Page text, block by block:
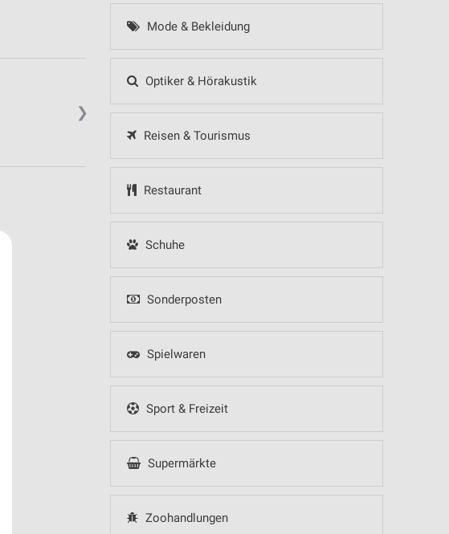
Mode & Bekleidung
Optiker & Hörakustik
Reisen & Tourismus
Restaurant
Schuhe
Sonderposten
Spielwaren
Sport & Freizeit
Supermärkte
Zoohandlungen
❯